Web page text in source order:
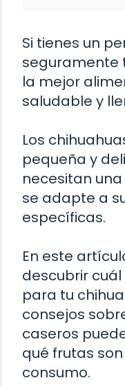
Si tienes un
seguramente
la mejor
saludable y
Los
pequeña y
necesitan
se adapte a
específicas.
En este
descubrir
para tu
consejos
caseros
qué frutas
consumo.